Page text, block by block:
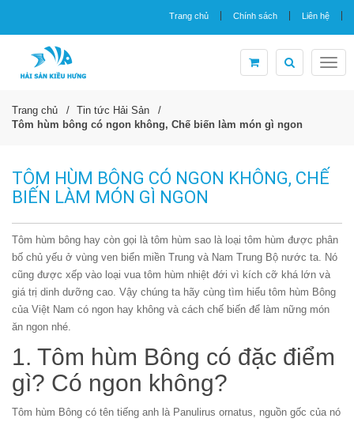
Trang chủ Chính sách Liên hệ
Trang chủ
Tin tức Hải Sản
Tôm hùm bông có ngon không, Chế biến làm món gì ngon
TÔM HÙM BÔNG CÓ NGON KHÔNG, CHẾ
BIẾN LÀM MÓN GÌ NGON
Tôm hùm bông hay còn gọi là tôm hùm sao là loại tôm hùm được phân
bố chủ yếu ở vùng ven biển miền Trung và Nam Trung Bộ nước ta. Nó
cũng được xếp vào loại vua tôm hùm nhiệt đới vì kích cỡ khá lớn và
giá trị dinh dưỡng cao. Vậy chúng ta hãy cùng tìm hiểu tôm hùm Bông
của Việt Nam có ngon hay không và cách chế biến để làm nững món
ăn ngon nhé.
1. Tôm hùm Bông có đặc điểm
gì? Có ngon không?
Tôm hùm Bông có tên tiếng anh là Panulirus ornatus, nguồn gốc của nó